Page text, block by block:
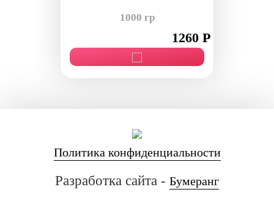
1000 гр
1260 Р
Политика конфиденциальности
Разработка сайта - Бумеранг